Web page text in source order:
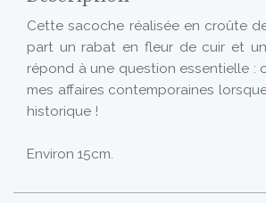
Cette sacoche réalisée en croûte
part un rabat en fleur de cuir et
répond à une question essentielle :
mes affaires contemporaines
historique !
Environ 15cm.